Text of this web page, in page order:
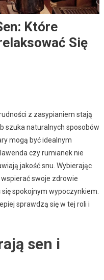
Które
Się
z zasypianiem stają
szuka naturalnych sposobów
mogą być idealnym
czy rumianek nie
jakość snu. Wybierając
swoje zdrowie
spokojnym wypoczynkiem.
sprawdzą się w tej roli i
sen i